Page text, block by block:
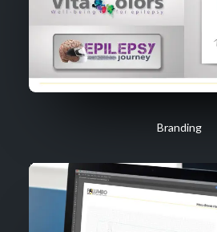
Branding